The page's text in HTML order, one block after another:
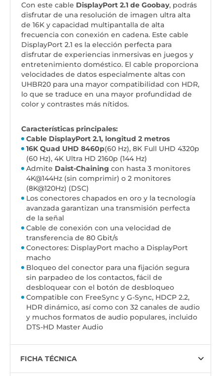
Con este cable DisplayPort 2.1 de Goobay, podrás
disfrutar de una resolución de imagen ultra alta
de 16K y capacidad multipantalla de alta
frecuencia con conexión en cadena. Este cable
DisplayPort 2.1 es la elección perfecta para
disfrutar de experiencias inmersivas en juegos y
entretenimiento doméstico. El cable proporciona
velocidades de datos especialmente altas con
UHBR20 para una mayor compatibilidad con HDR,
lo que se traduce en una mayor profundidad de
color y contrastes más nítidos.
Características principales:
Cable DisplayPort 2.1, longitud 2 metros
16K Quad UHD 8460p(60 Hz), 8K Full UHD 4320p
(60 Hz), 4K Ultra HD 2160p (144 Hz)
Admite Daist-Chaining con hasta 3 monitores
4K@144Hz (sin comprimir) o 2 monitores
(8K@120Hz) (DSC)
Los conectores chapados en oro y la tecnología
avanzada garantizan una transmisión perfecta
de la señal
Cable de conexión con una velocidad de
transferencia de 80 Gbit/s
Conectores: DisplayPort macho a DisplayPort
macho
Bloqueo del conector para una fijación segura
sin parpadeo de los contactos, fácil de
desbloquear con el botón de desbloqueo
Compatible con FreeSync y G-Sync, HDCP 2.2,
HDR dinámico, así como con 32 canales de audio
y muchos formatos de audio populares, incluido
DTS-HD Master Audio
FICHA TÉCNICA